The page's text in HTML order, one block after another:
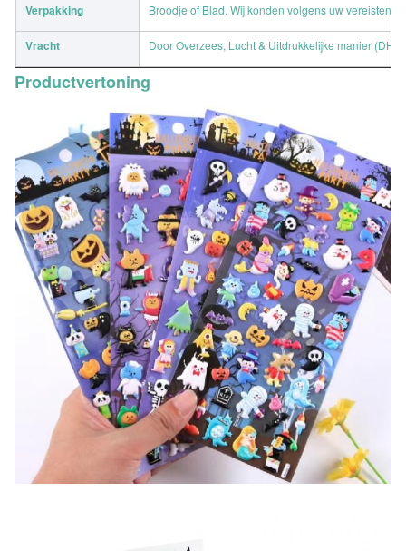
Verpakking Broodje of Blad. Wij konden volgens uw vereisten
Vracht Door Overzees, Lucht & Uitdrukkelijke manier
Productvertoning